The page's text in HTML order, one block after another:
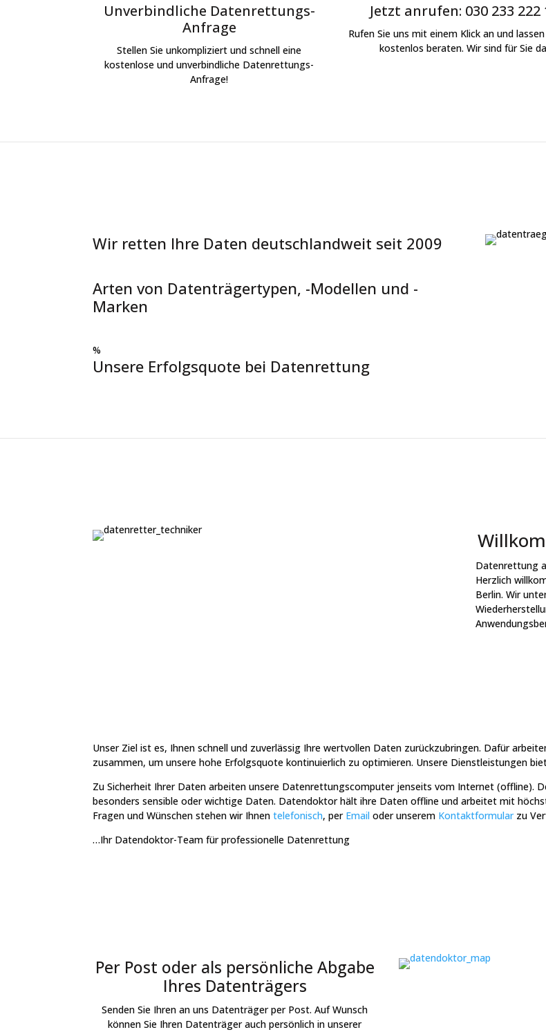
Unverbindliche Datenrettungs-
Anfrage
Stellen Sie unkompliziert und schnell eine
kostenlose und unverbindliche Datenrettungs-
Anfrage!
Jetzt anrufen: 030 233 222
Rufen Sie uns mit einem Klick an und
kostenlos beraten. Wir sind für Sie
Wir retten Ihre Daten deutschlandweit seit 2009
Arten von Datenträgertypen, -Modellen und -
Marken
%
Unsere Erfolgsquote bei Datenrettung
Datenrettung
Herzlich
Berlin. Wir
Unser Ziel ist es, Ihnen schnell und zuverlässig Ihre wertvollen Daten zurückzubringen. Dafür
zusammen, um unsere hohe Erfolgsquote kontinuierlich zu optimieren. Unsere Dienstleistungen
Zu Sicherheit Ihrer Daten arbeiten unsere Datenrettungscomputer jenseits vom Internet (offline).
besonders sensible oder wichtige Daten. Datendoktor hält ihre Daten offline und arbeitet mit
Fragen und Wünschen stehen wir Ihnentelefonisch, per Email oder unserem Kontaktformularzu
…Ihr Datendoktor-Team für professionelle Datenrettung
Per Post oder als persönliche Abgabe
Ihres Datenträgers
Senden Sie Ihren an uns Datenträger per Post. Auf Wunsch
können Sie Ihren Datenträger auch persönlich in unserer